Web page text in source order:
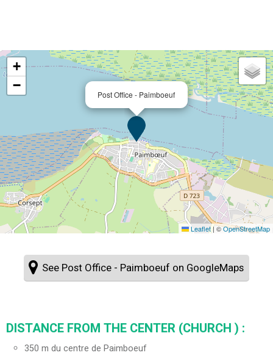
Post Office - Paimboeuf
+
−
Leaflet|©OpenStreetMap
See Post Office - Paimboeuf on GoogleMaps
DISTANCE FROM THE CENTER (CHURCH ) :
350 m du centre de Paimboeuf